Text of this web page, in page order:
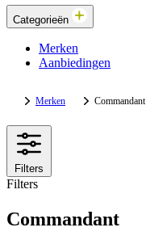
Categorieën
Merken
Aanbiedingen
Merken Commandant
Filters
Filters
Commandant